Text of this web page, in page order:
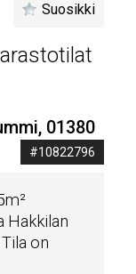
Suosikki
01380
#10822796
Hakkilan
on